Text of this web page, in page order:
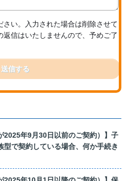
い。入力された場合は削除させて
信はいたしませんので、予めご了
送信する
2025年9月30日以前のご契約）】子
型で契約している場合、何か手続き